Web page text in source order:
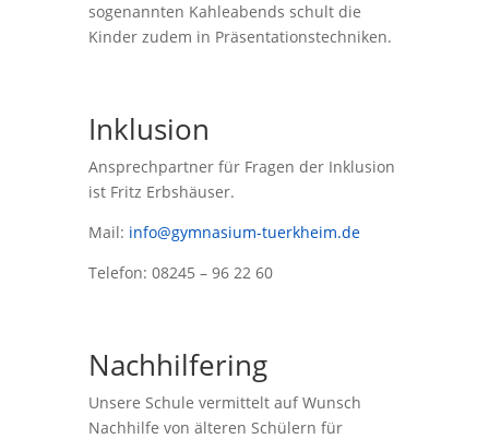
sogenannten Kahleabends schult die
Kinder zudem in Präsentationstechniken.
Inklusion
Ansprechpartner für Fragen der Inklusion
ist Fritz Erbshäuser.
Mail: info@gymnasium-tuerkheim.de
Telefon: 08245 – 96 22 60
Nachhilfering
Unsere Schule vermittelt auf Wunsch
Nachhilfe von älteren Schülern für